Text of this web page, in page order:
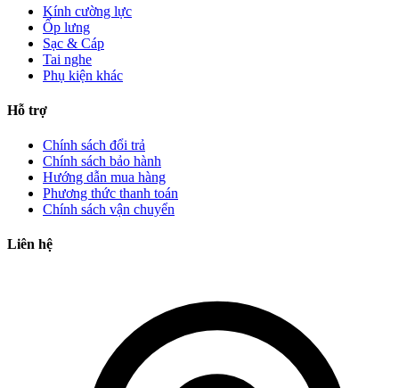
Kính cường lực
Ốp lưng
Sạc & Cáp
Tai nghe
Phụ kiện khác
Hỗ trợ
Chính sách đổi trả
Chính sách bảo hành
Hướng dẫn mua hàng
Phương thức thanh toán
Chính sách vận chuyển
Liên hệ